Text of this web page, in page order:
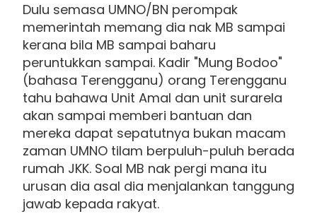
Dulu semasa UMNO/BN perompak
memerintah memang dia nak MB sampai
kerana bila MB sampai baharu
peruntukkan sampai. Kadir "Mung Bodoo"
(bahasa Terengganu) orang Terengganu
tahu bahawa Unit Amal dan unit surarela
akan sampai memberi bantuan dan
mereka dapat sepatutnya bukan macam
zaman UMNO tilam berpuluh-puluh berada
rumah JKK. Soal MB nak pergi mana itu
urusan dia asal dia menjalankan tanggung
jawab kepada rakyat.